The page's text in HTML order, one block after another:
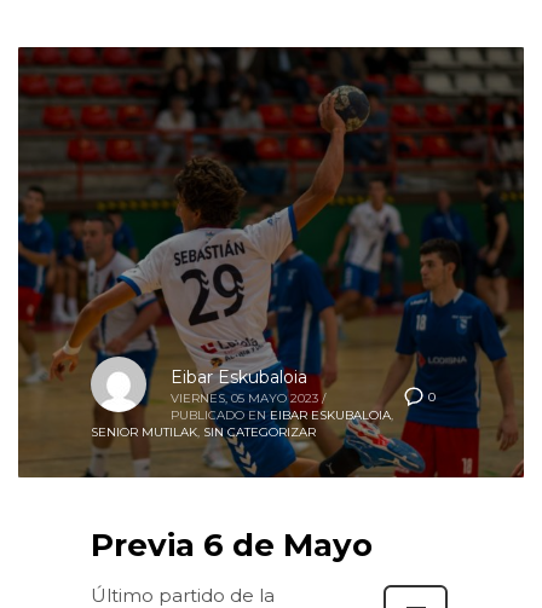
0
Eibar Eskubaloia
VIERNES, 05 MAYO 2023 /
PUBLICADO EN EIBAR ESKUBALOIA,
SENIOR MUTILAK, SIN CATEGORIZAR
Previa 6 de Mayo
Último partido de la